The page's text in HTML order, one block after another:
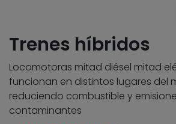
Trenes híbridos
Locomotoras mitad diésel mitad
funcionan en distintos lugares del
reduciendo combustible y
contaminantes